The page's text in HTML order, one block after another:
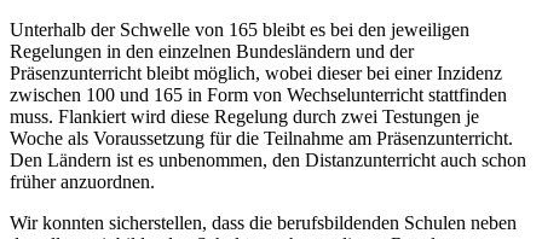
Unterhalb der Schwelle von 165 bleibt es bei den jeweiligen
Regelungen in den einzelnen Bundesländern und der
Präsenzunterricht bleibt möglich, wobei dieser bei einer Inzidenz
zwischen 100 und 165 in Form von Wechselunterricht stattfinden
muss. Flankiert wird diese Regelung durch zwei Testungen je
Woche als Voraussetzung für die Teilnahme am Präsenzunterricht.
Den Ländern ist es unbenommen, den Distanzunterricht auch schon
früher anzuordnen.
Wir konnten sicherstellen, dass die berufsbildenden Schulen neben